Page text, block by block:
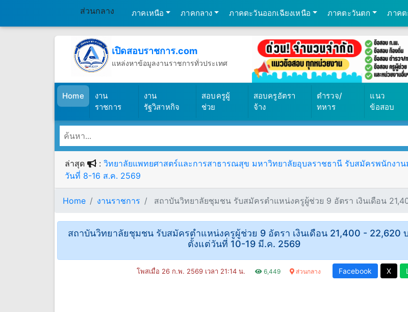
ส่วนกลาง ภาคเหนือ ภาคกลาง ภาคตะวันออกเฉียงเหนือ ภาคตะวันตก ภาคต
เปิดสอบราชการ.com
แหล่งหาข้อมูลงานราชการทั่วประเทศ
Home(เปิดสอบราชการ)
งาน
ราชการ
งาน
รัฐวิสาหกิจ
สอบครูผู้
ช่วย
สอบครูอัตรา
จ้าง
ตำรวจ/
ทหาร
แนว
ข้อสอบ
ล่าสุด : วิทยาลัยแพทยศาสตร์และการสาธารณสุข มหาวิทยาลัยอุบลราชธานี รับสมัครพนักงา
วันที่ 8-16 ส.ค. 2569
Home งานราชการ สถาบันวิทยาลัยชุมชน รับสมัครตําแหน่งครูผู้ช่วย 9 อัตรา เงินเดือน
สถาบันวิทยาลัยชุมชน รับสมัครตําแหน่งครูผู้ช่วย 9 อัตรา เงินเดือน 21,400 - 22,620
ตั้งแต่วันที่ 10-19 มี.ค. 2569
โพสเมื่อ 26 ก.พ. 2569 เวลา 21:14 น. 6,449 ส่วนกลาง Facebook X